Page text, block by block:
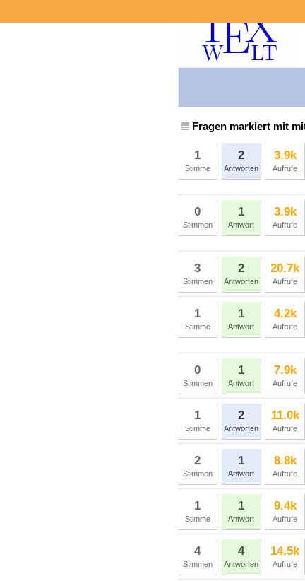
Fragen markiert mit
1
Stimme
2
Antworten
3.9k
Aufrufe
0
Stimmen
1
Antwort
3.9k
Aufrufe
3
Stimmen
2
Antworten
20.7k
Aufrufe
1
Stimme
1
Antwort
4.2k
Aufrufe
0
Stimmen
1
Antwort
7.9k
Aufrufe
1
Stimme
2
Antworten
11.0k
Aufrufe
2
Stimmen
1
Antwort
8.8k
Aufrufe
1
Stimme
1
Antwort
9.4k
Aufrufe
4
Stimmen
4
Antworten
14.5k
Aufrufe